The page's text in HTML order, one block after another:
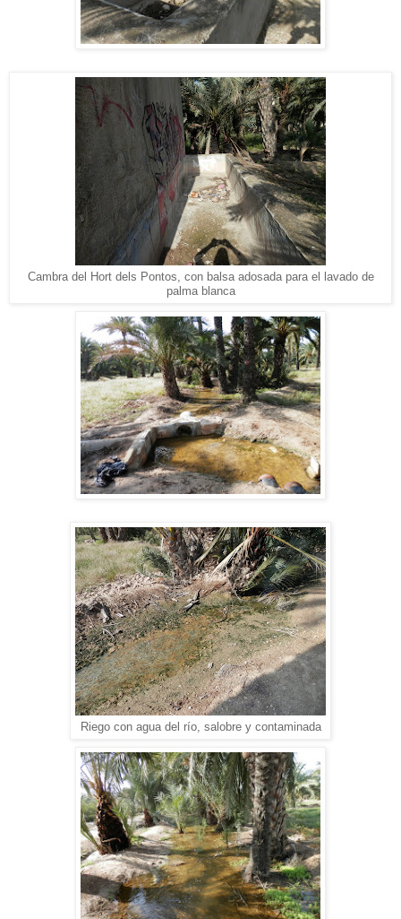
Cambra del Hort dels Pontos, con balsa adosada para el lavado de
palma blanca
Riego con agua del río, salobre y contaminada